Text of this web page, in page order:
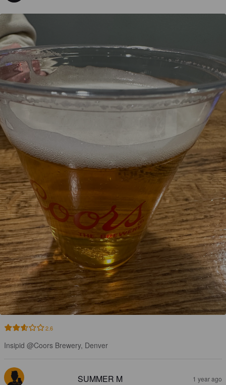
2.6
Insipid @Coors Brewery, Denver
SUMMER M 1 year ago